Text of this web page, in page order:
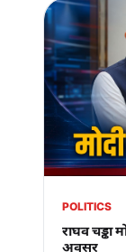
POLITICS
राघव चड्ढा
अवसर